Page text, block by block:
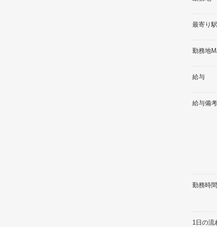
最寄り
勤務地
給与
給与備考
勤務時間
1日の流